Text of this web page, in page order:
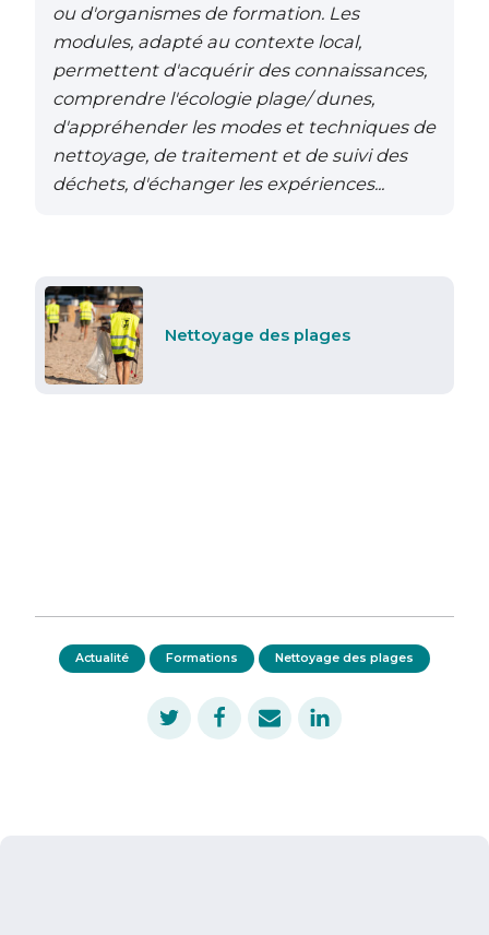
ou d'organismes de formation. Les
modules, adapté au contexte local,
permettent d'acquérir des connaissances,
comprendre l'écologie plage/ dunes,
d'appréhender les modes et techniques de
nettoyage, de traitement et de suivi des
déchets, d'échanger les expériences...
Nettoyage des plages
Actualité Formations Nettoyage des plages